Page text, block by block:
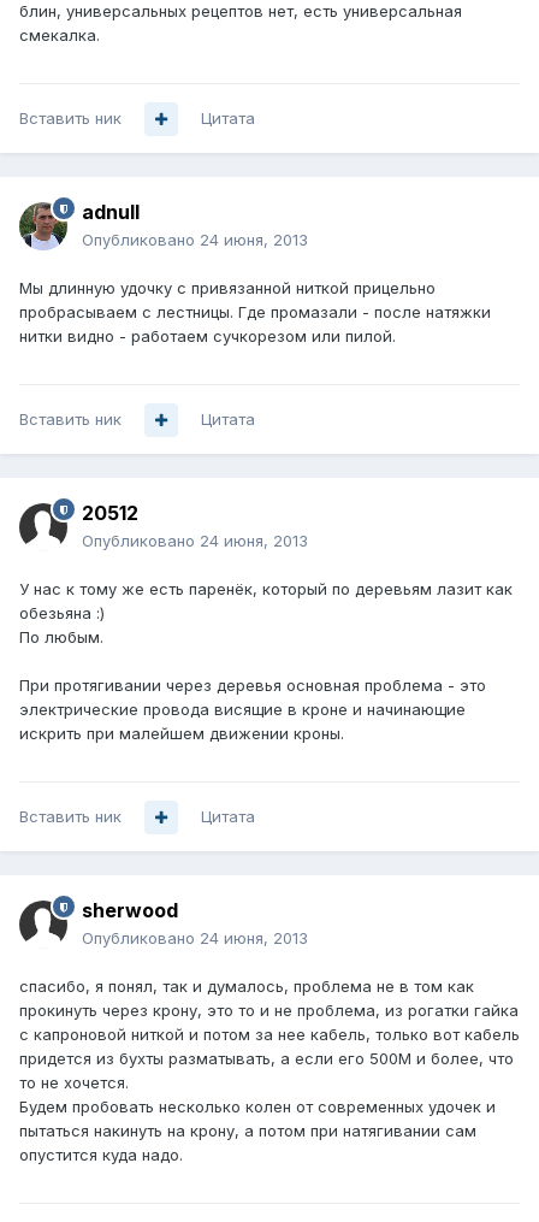
блин, универсальных рецептов нет, есть универсальная
смекалка.
Вставить ник Цитата
adnull
Опубликовано 24 июня, 2013
Мы длинную удочку с привязанной ниткой прицельно
пробрасываем с лестницы. Где промазали - после натяжки
нитки видно - работаем сучкорезом или пилой.
Вставить ник Цитата
20512
Опубликовано 24 июня, 2013
У нас к тому же есть паренёк, который по деревьям лазит как
обезьяна :)
По любым.
При протягивании через деревья основная проблема - это
электрические провода висящие в кроне и начинающие
искрить при малейшем движении кроны.
Вставить ник Цитата
sherwood
Опубликовано 24 июня, 2013
спасибо, я понял, так и думалось, проблема не в том как
прокинуть через крону, это то и не проблема, из рогатки гайка
с капроновой ниткой и потом за нее кабель, только вот кабель
придется из бухты разматывать, а если его 500М и более, что
то не хочется.
Будем пробовать несколько колен от современных удочек и
пытаться накинуть на крону, а потом при натягивании сам
опустится куда надо.